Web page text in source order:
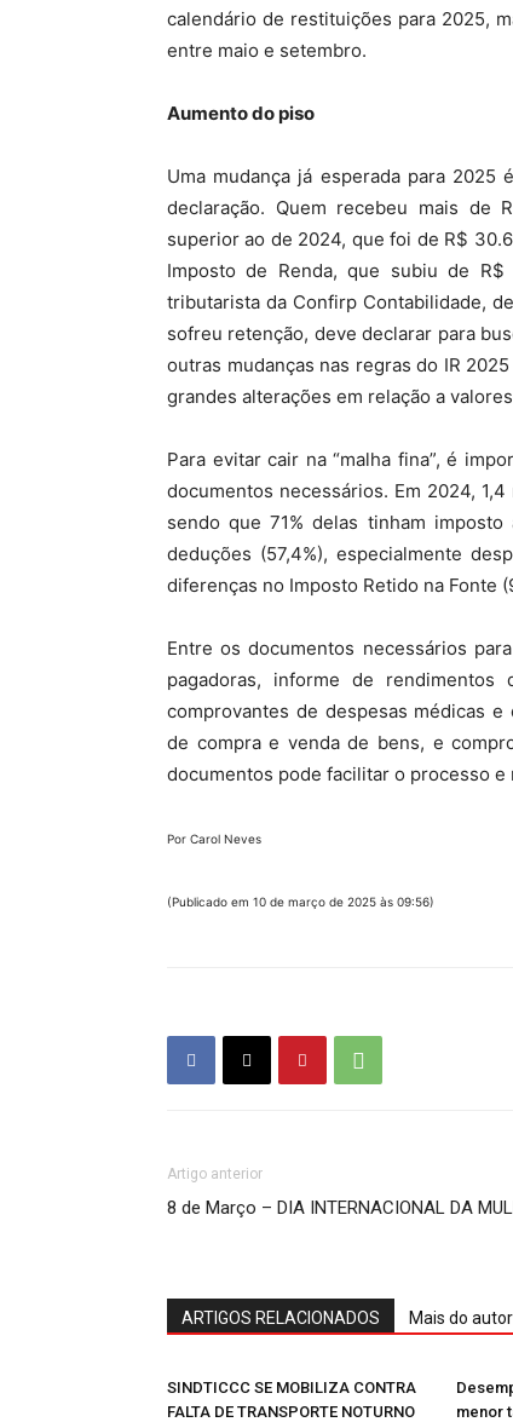
calendário de restituições para 2025,
entre maio e setembro.
Aumento do piso
Uma mudança já esperada para
declaração. Quem recebeu mais de
superior ao de 2024, que foi de R$
Imposto de Renda, que subiu de
tributarista da Confirp Contabilidade,
sofreu retenção, deve declarar para
outras mudanças nas regras do IR
grandes alterações em relação a
Para evitar cair na “malha fina”, é
documentos necessários. Em 2024,
sendo que 71% delas tinham
deduções (57,4%), especialmente
diferenças no Imposto Retido na Fonte
Entre os documentos necessários
pagadoras, informe de
comprovantes de despesas médicas
de compra e venda de bens, e
documentos pode facilitar o processo
Por Carol Neves
(Publicado em 10 de março de 2025 às 09:56)
Artigo anterior
8 de Março – DIA INTERNACIONAL DA
ARTIGOS RELACIONADOS Mais do autor
SINDTICCC SE MOBILIZA CONTRA
FALTA DE TRANSPORTE NOTURNO
menor